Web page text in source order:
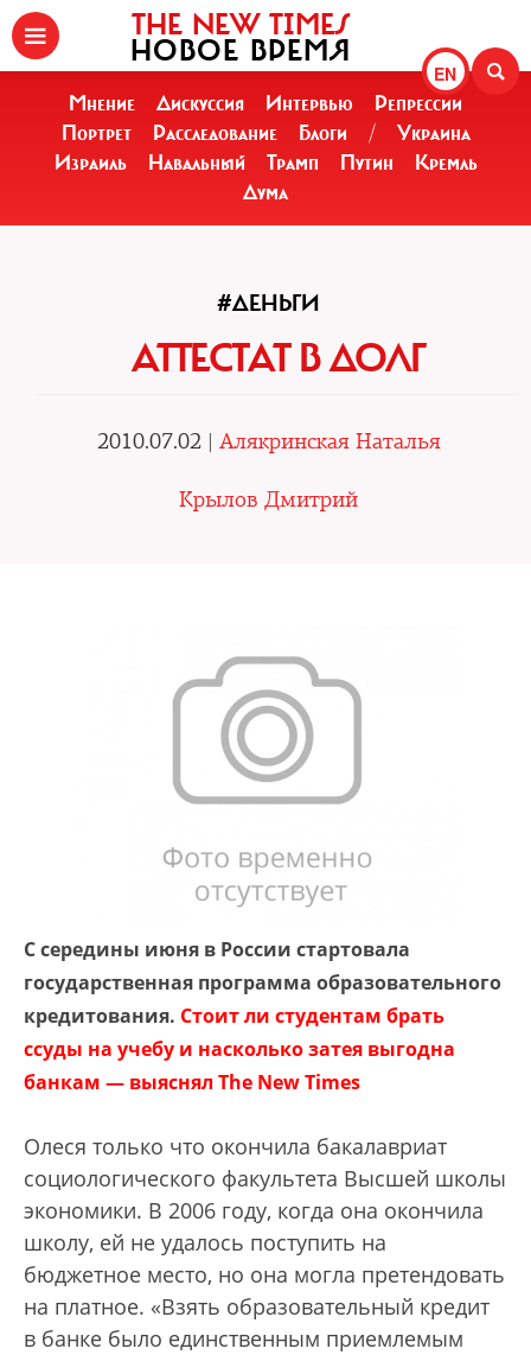
EN
THE NEW TIMES
НОВОЕ ВРЕМЯ
Мнение Дискуссия Интервью
Репрессии
Портрет
Расследование Блоги /
Украина
Израиль
Навальный Трамп Путин
Кремль
Дума
#ДЕНЬГИ
АТТЕСТАТ В ДОЛГ
2010.07.02 | Алякринская Наталья
Крылов Дмитрий
С середины июня в России стартовала
государственная программа образовательного
кредитования. Стоит ли студентам брать
ссуды на учебу и насколько затея выгодна
банкам — выяснял The New Times
Олеся только что окончила бакалавриат
социологического факультета Высшей школы
экономики. В 2006 году, когда она окончила
школу, ей не удалось поступить на
бюджетное место, но она могла претендовать
на платное. «Взять образовательный кредит
в банке было единственным приемлемым